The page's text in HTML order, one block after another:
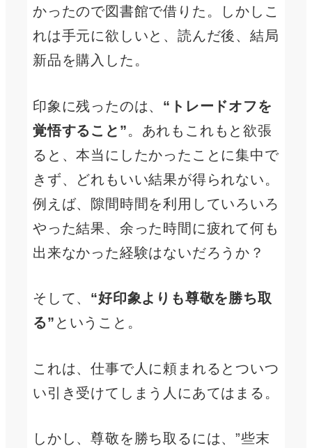
かったので図書館で借りた。しかしこ
れは手元に欲しいと、読んだ後、結局
新品を購入した。
印象に残ったのは、 “トレードオフを
覚悟すること”。あれもこれもと欲張
ると、本当にしたかったことに集中で
きず、どれもいい結果が得られない。
例えば、隙間時間を利用していろいろ
やった結果、余った時間に疲れて何も
出来なかった経験はないだろうか？
そして、 “好印象よりも尊敬を勝ち取
る” ということ。
これは、仕事で人に頼まれるとついつ
い引き受けてしまう人にあてはまる。
しかし、尊敬を勝ち取るには、”些末